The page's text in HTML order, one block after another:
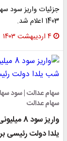
جزئیات واریز سود
1403 اعلام شد.
۴ اردیبهشت ۱۴۰۳
سهام عدالت | سود
سهام عدالت
واریز
یلدا دولت رئیسی